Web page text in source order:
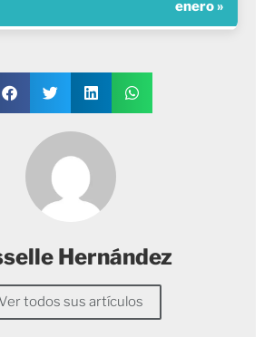
enero »
Hernández
Ver todos sus artículos